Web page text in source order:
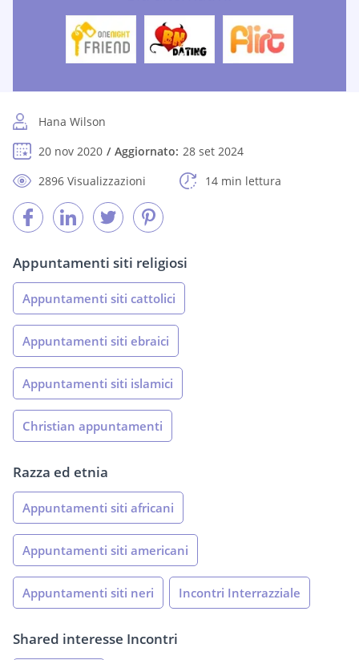
Hana Wilson
20 nov 2020
Aggiornato: 28 set 2024
2896 Visualizzazioni
14 min lettura
Appuntamenti siti religiosi
Appuntamenti siti cattolici
Appuntamenti siti ebraici
Appuntamenti siti islamici
Christian appuntamenti
Razza ed etnia
Appuntamenti siti africani
Appuntamenti siti americani
Appuntamenti siti neri Incontri Interrazziale
Shared interesse Incontri